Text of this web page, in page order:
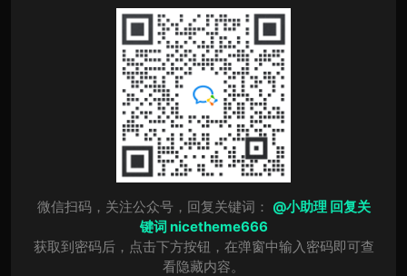
微信扫码，关注公众号，回复关键词： @小助理 回复关
键词 nicetheme666
获取到密码后，点击下方按钮，在弹窗中输入密码即可查
看隐藏内容。